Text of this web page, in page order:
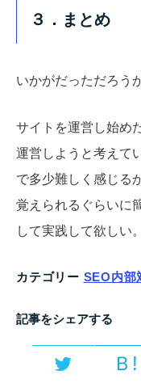
３．まとめ
いかがだっただろう
サイトを運営し始め
運営しようと考えて
で多少難しく感じる
覚えられるぐらいに
して実践して欲しい。
カテゴリー SEO内部
記事をシェアする
Ｂ!